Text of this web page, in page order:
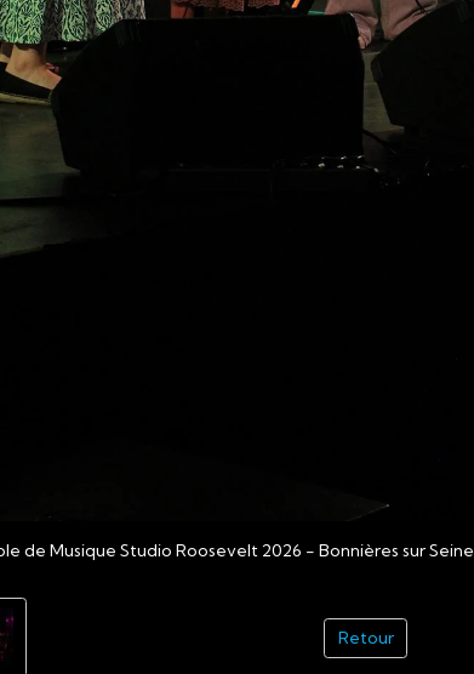
de Musique Studio Roosevelt 2026 - Bonnières sur Seine
Retour